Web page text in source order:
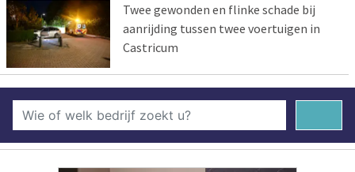
Twee gewonden en flinke schade bij
aanrijding tussen twee voertuigen in
Castricum